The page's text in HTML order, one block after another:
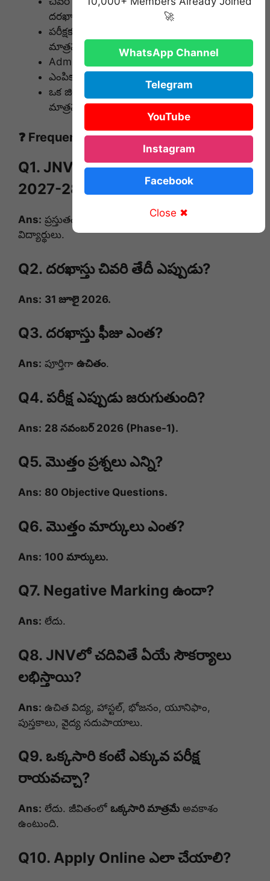
దరఖాస్తు చేయండి.
పరీక్షకు
మాత్రమే ఉపయోగించాలి.
Admit Card లేకుండా పరీక్షకు అనుమతి ఉండదు.
ఎంపిక పూర్తిగా మెరిట్ ఆధారంగా ఉంటుంది.
ఒక జిల్లాకు చెందిన విద్యార్థి అదే జిల్లాలోని JNVకి
మాత్రమే దరఖాస్తు చేయాలి.
❓ Frequently Asked Questions (FAQs)
Q1. JNVST Class 6 Admission
2027-28కి ఎవరు అర్హులు?
Ans: ప్రస్తుతం 2026-27లో 5వ తరగతి చదువుతున్న
విద్యార్థులు.
Q2. దరఖాస్తు చివరి తేదీ ఎప్పుడు?
Ans: 31 జూలై 2026.
Q3. దరఖాస్తు ఫీజు ఎంత?
Ans: పూర్తిగా ఉచితం.
Q4. పరీక్ష ఎప్పుడు జరుగుతుంది?
Ans: 28 నవంబర్ 2026 (Phase-1).
Q5. మొత్తం ప్రశ్నలు ఎన్ని?
Ans: 80 Objective Questions.
Q6. మొత్తం మార్కులు ఎంత?
Ans: 100 మార్కులు.
Q7. Negative Marking ఉందా?
Ans: లేదు.
Q8. JNVలో చదివితే ఏయే సౌకర్యాలు
లభిస్తాయి?
Ans: ఉచిత విద్య, హాస్టల్, భోజనం, యూనిఫాం,
పుస్తకాలు, వైద్య సదుపాయాలు.
Q9. ఒక్కసారి కంటే ఎక్కువ పరీక్ష
రాయవచ్చా?
Ans: లేదు. జీవితంలో ఒక్కసారి మాత్రమే అవకాశం
ఉంటుంది.
Q10. Apply Online ఎలా చేయాలి?
🚀
WhatsApp Channel
Telegram
YouTube
Instagram
Facebook
Close ✖